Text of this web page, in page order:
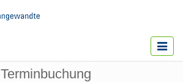
Toggle
Terminbuchung